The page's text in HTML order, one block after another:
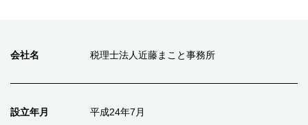
会社名 税理士法人近藤まこと事務所
設立年月 平成24年7月